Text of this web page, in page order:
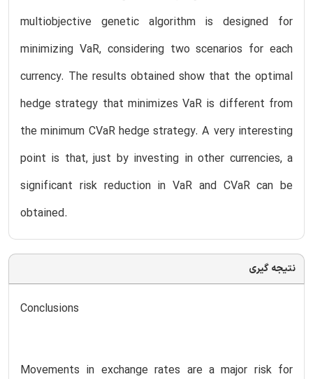
multiobjective genetic algorithm is designed for
minimizing VaR, considering two scenarios for each
currency. The results obtained show that the optimal
hedge strategy that minimizes VaR is different from
the minimum CVaR hedge strategy. A very interesting
point is that, just by investing in other currencies, a
significant risk reduction in VaR and CVaR can be
obtained.
نتیجه گیری
Conclusions
Movements in exchange rates are a major risk for